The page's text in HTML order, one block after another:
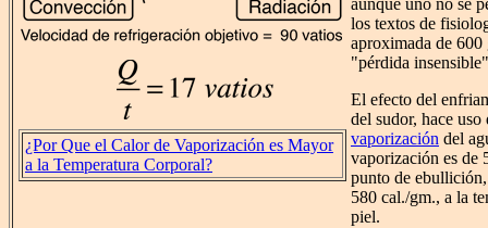
¿Por Que el Calor de Vaporización es Mayor
a la Temperatura Corporal?
aunque uno no se
los textos de
aproximada de
"pérdida
El efecto del
del sudor, hace
vaporización del
vaporización es de
punto de
580 cal./gm., a la
piel.